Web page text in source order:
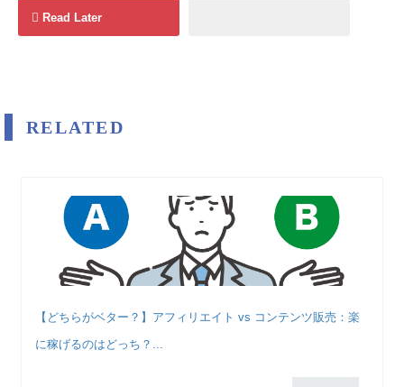
Read Later
RELATED
【どちらがベター？】アフィリエイト vs コンテンツ販売：楽
に稼げるのはどっち？...